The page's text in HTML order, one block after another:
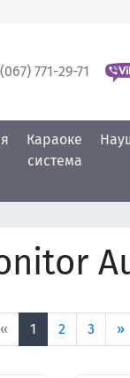
771-29-71
Караоке
система
«
1 2 3 »